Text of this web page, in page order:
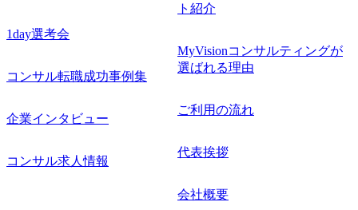
1day選考会
コンサル転職成功事例集
企業インタビュー
コンサル求人情報
ト紹介
MyVisionコンサルティングが
選ばれる理由
ご利用の流れ
代表挨拶
会社概要